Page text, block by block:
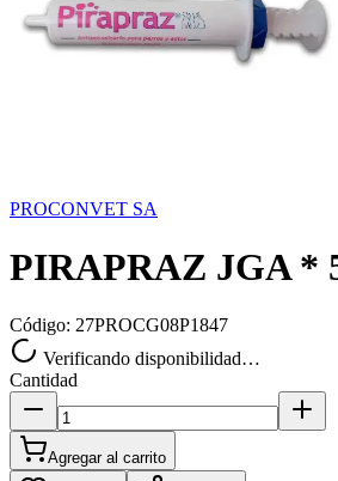
PROCONVET SA
PIRAPRAZ JGA *
Código: 27PROCG08P1847
Verificando disponibilidad…
Cantidad
Agregar al carrito